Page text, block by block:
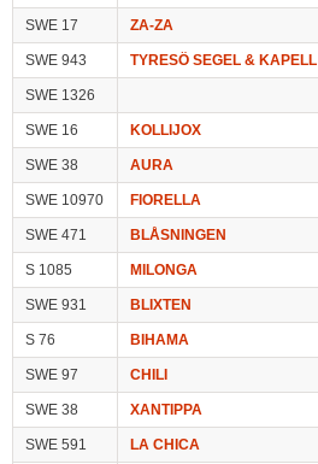
SWE 17 ZA-ZA
SWE 943 TYRESÖ SEGEL & KAPELL
SWE 1326
SWE 16 KOLLIJOX
SWE 38 AURA
SWE 10970 FIORELLA
SWE 471 BLÅSNINGEN
S 1085 MILONGA
SWE 931 BLIXTEN
S 76 BIHAMA
SWE 97 CHILI
SWE 38 XANTIPPA
SWE 591 LA CHICA